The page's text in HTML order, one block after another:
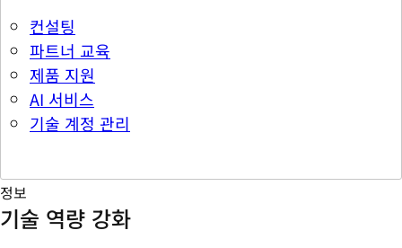
컨설팅
파트너 교육
제품 지원
AI 서비스
기술 계정 관리
정보
기술 역량 강화